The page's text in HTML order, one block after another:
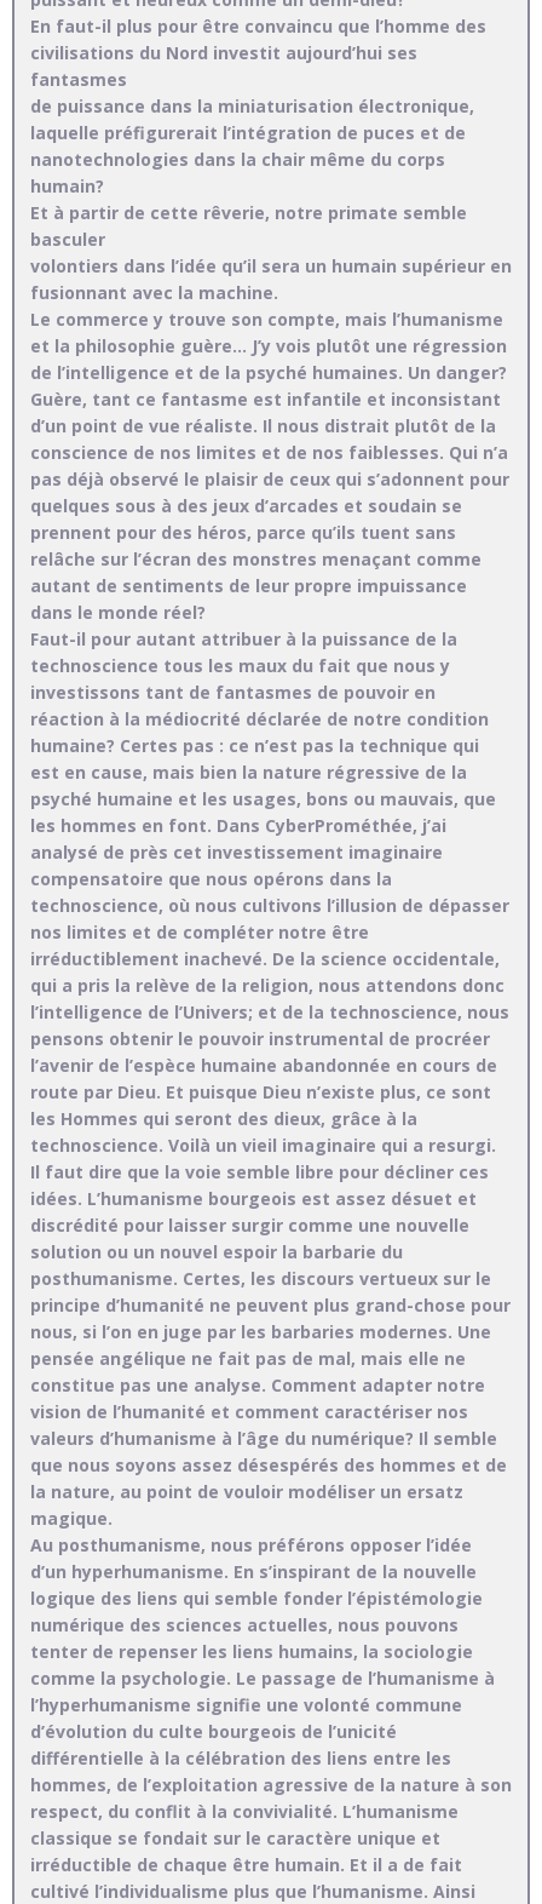
En faut-il plus pour être convaincu que l’homme des
civilisations du Nord investit aujourd’hui ses
fantasmes
de puissance dans la miniaturisation électronique,
laquelle préfigurerait l’intégration de puces et de
nanotechnologies dans la chair même du corps
humain?
Et à partir de cette rêverie, notre primate semble
basculer
volontiers dans l’idée qu’il sera un humain supérieur en
fusionnant avec la machine.
Le commerce y trouve son compte, mais l’humanisme
et la philosophie guère… J’y vois plutôt une régression
de l’intelligence et de la psyché humaines. Un danger?
Guère, tant ce fantasme est infantile et inconsistant
d’un point de vue réaliste. Il nous distrait plutôt de la
conscience de nos limites et de nos faiblesses. Qui n’a
pas déjà observé le plaisir de ceux qui s’adonnent pour
quelques sous à des jeux d’arcades et soudain se
prennent pour des héros, parce qu’ils tuent sans
relâche sur l’écran des monstres menaçant comme
autant de sentiments de leur propre impuissance
dans le monde réel?
Faut-il pour autant attribuer à la puissance de la
technoscience tous les maux du fait que nous y
investissons tant de fantasmes de pouvoir en
réaction à la médiocrité déclarée de notre condition
humaine? Certes pas : ce n’est pas la technique qui
est en cause, mais bien la nature régressive de la
psyché humaine et les usages, bons ou mauvais, que
les hommes en font. Dans CyberProméthée, j’ai
analysé de près cet investissement imaginaire
compensatoire que nous opérons dans la
technoscience, où nous cultivons l’illusion de dépasser
nos limites et de compléter notre être
irréductiblement inachevé. De la science occidentale,
qui a pris la relève de la religion, nous attendons donc
l’intelligence de l’Univers; et de la technoscience, nous
pensons obtenir le pouvoir instrumental de procréer
l’avenir de l’espèce humaine abandonnée en cours de
route par Dieu. Et puisque Dieu n’existe plus, ce sont
les Hommes qui seront des dieux, grâce à la
technoscience. Voilà un vieil imaginaire qui a resurgi.
Il faut dire que la voie semble libre pour décliner ces
idées. L’humanisme bourgeois est assez désuet et
discrédité pour laisser surgir comme une nouvelle
solution ou un nouvel espoir la barbarie du
posthumanisme. Certes, les discours vertueux sur le
principe d’humanité ne peuvent plus grand-chose pour
nous, si l’on en juge par les barbaries modernes. Une
pensée angélique ne fait pas de mal, mais elle ne
constitue pas une analyse. Comment adapter notre
vision de l’humanité et comment caractériser nos
valeurs d’humanisme à l’âge du numérique? Il semble
que nous soyons assez désespérés des hommes et de
la nature, au point de vouloir modéliser un ersatz
magique.
Au posthumanisme, nous préférons opposer l’idée
d’un hyperhumanisme. En s’inspirant de la nouvelle
logique des liens qui semble fonder l’épistémologie
numérique des sciences actuelles, nous pouvons
tenter de repenser les liens humains, la sociologie
comme la psychologie. Le passage de l’humanisme à
l’hyperhumanisme signifie une volonté commune
d’évolution du culte bourgeois de l’unicité
différentielle à la célébration des liens entre les
hommes, de l’exploitation agressive de la nature à son
respect, du conflit à la convivialité. L’humanisme
classique se fondait sur le caractère unique et
irréductible de chaque être humain. Et il a de fait
cultivé l’individualisme plus que l’humanisme. Ainsi